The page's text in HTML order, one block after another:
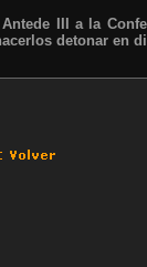
III a la
detonar en